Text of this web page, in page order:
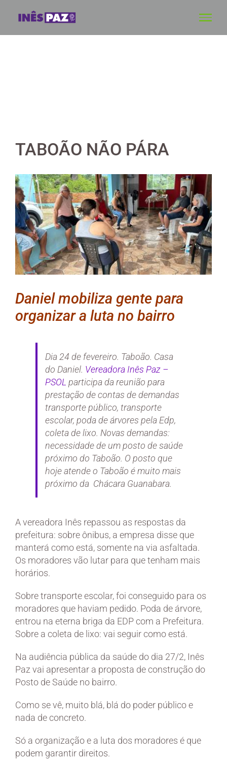
TABOÃO NÃO PÁRA
View
Larger
Image
Daniel mobiliza gente para
organizar a luta no bairro
Dia 24 de fevereiro. Taboão. Casa
do Daniel. Vereadora Inês Paz –
PSOL participa da reunião para
prestação de contas de demandas
transporte público, transporte
escolar, poda de árvores pela Edp,
coleta de lixo. Novas demandas:
necessidade de um posto de saúde
próximo do Taboão. O posto que
hoje atende o Taboão é muito mais
próximo da Chácara Guanabara.
A vereadora Inês repassou as respostas da
prefeitura: sobre ônibus, a empresa disse que
manterá como está, somente na via asfaltada.
Os moradores vão lutar para que tenham mais
horários.
Sobre transporte escolar, foi conseguido para os
moradores que haviam pedido. Poda de árvore,
entrou na eterna briga da EDP com a Prefeitura.
Sobre a coleta de lixo: vai seguir como está.
Na audiência pública da saúde do dia 27/2, Inês
Paz vai apresentar a proposta de construção do
Posto de Saúde no bairro.
Como se vê, muito blá, blá do poder público e
nada de concreto.
Só a organização e a luta dos moradores é que
podem garantir direitos.